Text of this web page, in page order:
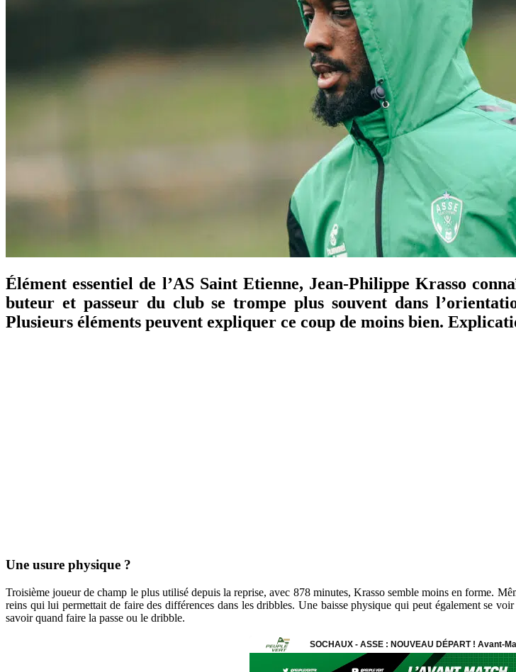
Élément essentiel de l’AS Saint Etienne, Jean-Philippe Krasso
buteur et passeur du club se trompe plus souvent dans
Plusieurs éléments peuvent expliquer ce coup de moins bien.
Une usure physique ?
Troisième joueur de champ le plus utilisé depuis la reprise, avec 878 minutes, Krasso semble moins en forme.
reins qui lui permettait de faire des différences dans les dribbles. Une baisse physique qui peut également se
savoir quand faire la passe ou le dribble.